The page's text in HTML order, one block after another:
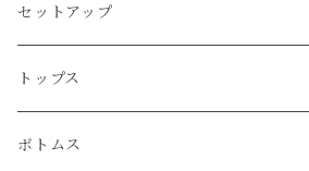
PRADA
GUCCI
Yves Saint Laurent
セットアップ
トップス
ボトムス